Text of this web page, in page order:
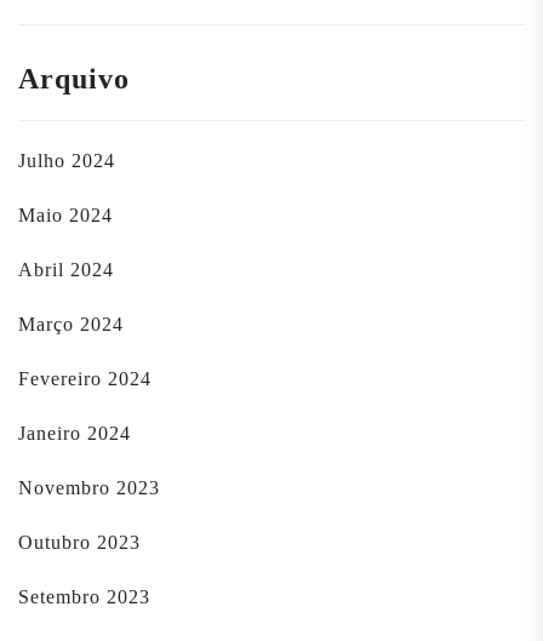
Arquivo
Julho 2024
Maio 2024
Abril 2024
Março 2024
Fevereiro 2024
Janeiro 2024
Novembro 2023
Outubro 2023
Setembro 2023